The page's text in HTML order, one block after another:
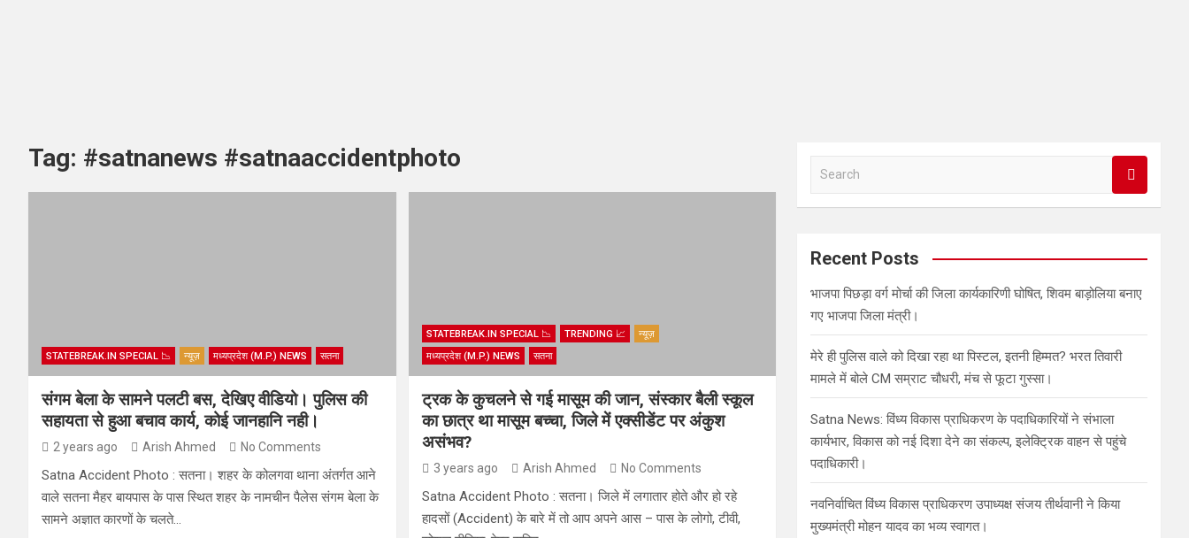
Tag: #satnanews #satnaaccidentphoto
STATEBREAK.IN SPECIAL 📉 न्यूज़ मध्यप्रदेश (M.P.) NEWS सतना
संगम बेला के सामने पलटी बस, देखिए वीडियो। पुलिस की
सहायता से हुआ बचाव कार्य, कोई जानहानि नही।
2 years ago Arish Ahmed No Comments
Satna Accident Photo : सतना। शहर के कोलगवा थाना अंतर्गत आने
वाले सतना मैहर बायपास के पास स्थित शहर के नामचीन पैलेस संगम बेला के
सामने अज्ञात कारणों के चलते…
STATEBREAK.IN SPECIAL 📉 TRENDING 📈
न्यूज़
मध्यप्रदेश (M.P.) NEWS
सतना
ट्रक के कुचलने से गई मासूम की जान, संस्कार बैली स्कूल
का छात्र था मासूम बच्चा, जिले में एक्सीडेंट पर अंकुश
असंभव?
3 years ago Arish Ahmed No Comments
Satna Accident Photo : सतना। जिले में लगातार होते और हो रहे
हादसों (Accident) के बारे में तो आप अपने आस – पास के लोगो, टीवी,
a
c
Recent Posts
भाजपा पिछड़ा वर्ग मोर्चा की जिला कार्यकारिणी घोषित, शिवम बाड़ोलिया बनाए
गए भाजपा जिला मंत्री।
मेरे ही पुलिस वाले को दिखा रहा था पिस्टल, इतनी हिम्मत? भरत तिवारी
मामले में बोले CM सम्राट चौधरी, मंच से फूटा गुस्सा।
Satna News: विंध्य विकास प्राधिकरण के पदाधिकारियों ने संभाला
कार्यभार, विकास को नई दिशा देने का संकल्प, इलेक्ट्रिक वाहन से पहुंचे
पदाधिकारी।
नवनिर्वाचित विंध्य विकास प्राधिकरण उपाध्यक्ष संजय तीर्थवानी ने किया
मुख्यमंत्री मोहन यादव का भव्य स्वागत।